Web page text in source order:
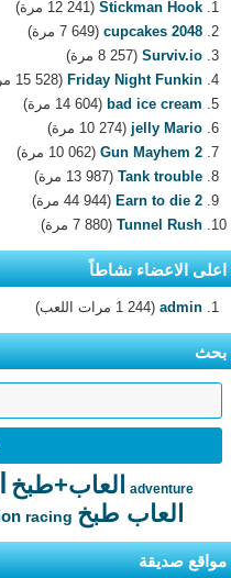
Stickman Hook (12 241 مرة)
2048 cupcakes
(7 649 مرة)
Surviv.io (8 257 مرة)
Friday Night Funkin (15 528 مرة)
bad ice cream (14 604 مرة)
jelly Mario (10 274 مرة)
Gun Mayhem 2 (10 062 مرة)
Tank trouble (13 987 مرة)
Earn to die 2 (44 944 مرة)
Tunnel Rush (7 880 مرة)
اعلى الاعضاء نشاطاً
admin (1 244 مرات اللعب)
بحث
adventure العاب+طبخ
العاب طبخ racing
مواقع صديقة